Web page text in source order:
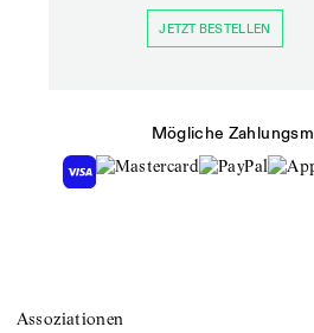
JETZT BESTELLEN
Mögliche
Assoziationen